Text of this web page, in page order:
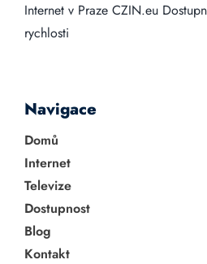
Internet v Praze CZIN.eu
rychlosti
Navigace
Domů
Internet
Televize
Dostupnost
Blog
Kontakt